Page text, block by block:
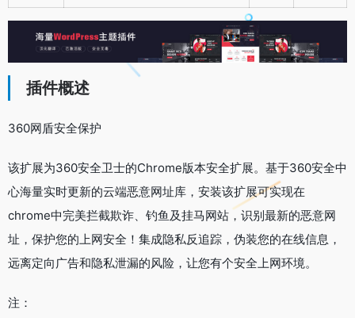
插件概述
360网盾安全保护
该扩展为360安全卫士的Chrome版本安全扩展。基于360安全中
心海量实时更新的云端恶意网址库，安装该扩展可实现在
chrome中完美拦截欺诈、钓鱼及挂马网站，识别最新的恶意网
址，保护您的上网安全！集成隐私反追踪，伪装您的在线信息，
远离定向广告和隐私泄漏的风险，让您有个安全上网环境。
注：